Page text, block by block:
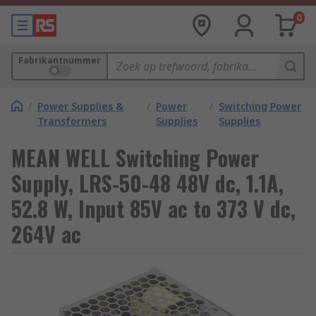
0
Fabrikantnummer
/ Power Supplies &
Transformers
/ Power
Supplies
/ Switching Power
Supplies
MEAN WELL Switching Power
Supply, LRS-50-48 48V dc, 1.1A,
52.8 W, Input 85V ac to 373 V dc,
264V ac